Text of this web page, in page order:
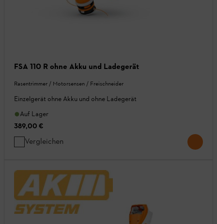
FSA 110 R ohne Akku und Ladegerät
Rasentrimmer / Motorsensen / Freischneider
Einzelgerät ohne Akku und ohne Ladegerät
Auf Lager
389,00 €
Vergleichen